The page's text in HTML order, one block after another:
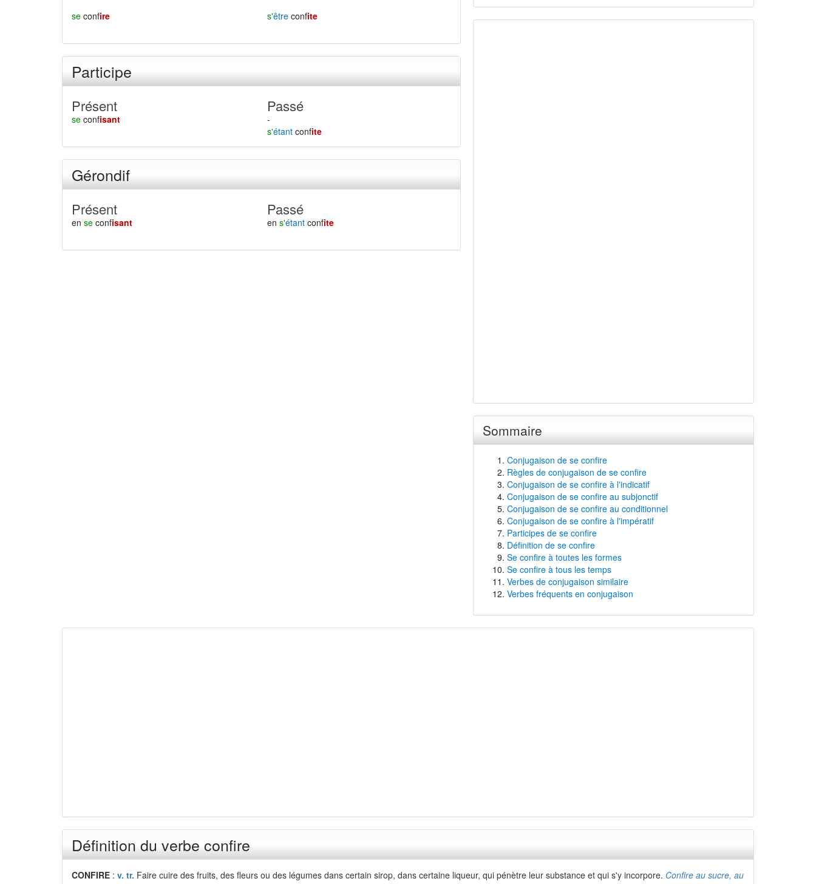
se confire s'être confite
Participe
Présent
se confisant
Passé
-
s'étant confite
Gérondif
Présent
en se confisant
Passé
ens'étant confite
Sommaire
Conjugaison de se confire
Règles de conjugaison de se confire
Conjugaison de se confire à l'indicatif
Conjugaison de se confire au subjonctif
Conjugaison de se confire au conditionnel
Conjugaison de se confire à l'impératif
Participes de se confire
Définition de se confire
Se confire à toutes les formes
Se confire à tous les temps
Verbes de conjugaison similaire
Verbes fréquents en conjugaison
Définition du verbe confire
CONFIRE : v. tr. Faire cuire des fruits, des fleurs ou des légumes dans certain sirop, dans certaine liqueur, qui pénètre leur substance et qui s'y incorpore. Confire au sucre, au